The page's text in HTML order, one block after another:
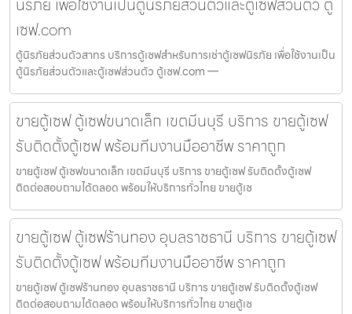
นิรภัย เพื่อใช้งานเป็นตู้นิรภัยส่วนตัวและตู้เซฟส่วนตัว ตู้
เซฟ.com
ตู้นิรภัยส่วนตัวสาทร บริการตู้เซฟสำหรับการเช่าตู้เซฟนิรภัย เพื่อใช้งานเป็น
ตู้นิรภัยส่วนตัวและตู้เซฟส่วนตัว ตู้เซฟ.com —
ขายตู้เซฟ ตู้เซฟขนาดเล็ก เขตมีนบุรี บริการ ขายตู้เซฟ
รับติดตั้งตู้เซฟ พร้อมทีมงานมืออาชีพ ราคาถูก
ขายตู้เซฟ ตู้เซฟขนาดเล็ก เขตมีนบุรี บริการ ขายตู้เซฟ รับติดตั้งตู้เซฟ
ติดต่อสอบถามได้ตลอด พร้อมให้บริการทั่วไทย ขายตู้เซ
ขายตู้เซฟ ตู้เซฟร้านทอง อุบลราชธานี บริการ ขายตู้เซฟ
รับติดตั้งตู้เซฟ พร้อมทีมงานมืออาชีพ ราคาถูก
ขายตู้เซฟ ตู้เซฟร้านทอง อุบลราชธานี บริการ ขายตู้เซฟ รับติดตั้งตู้เซฟ
ติดต่อสอบถามได้ตลอด พร้อมให้บริการทั่วไทย ขายตู้เซ